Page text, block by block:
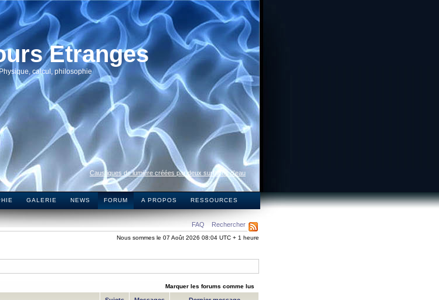
Etranges
calcul, philosophie
Caustiques de lumière créées par deux surfaces d’eau
GALERIE NEWS FORUM A PROPOS RESSOURCES
FAQ Rechercher
Nous sommes le 07 Août 2026 08:04 UTC + 1 heure
Marquer les forums comme lus